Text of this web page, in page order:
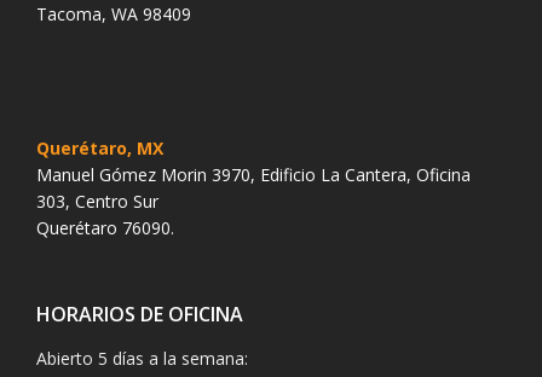
Tacoma, WA 98409
Querétaro, MX
Manuel Gómez Morin 3970, Edificio La Cantera, Oficina
303, Centro Sur
Querétaro 76090.
HORARIOS DE OFICINA
Abierto 5 días a la semana: